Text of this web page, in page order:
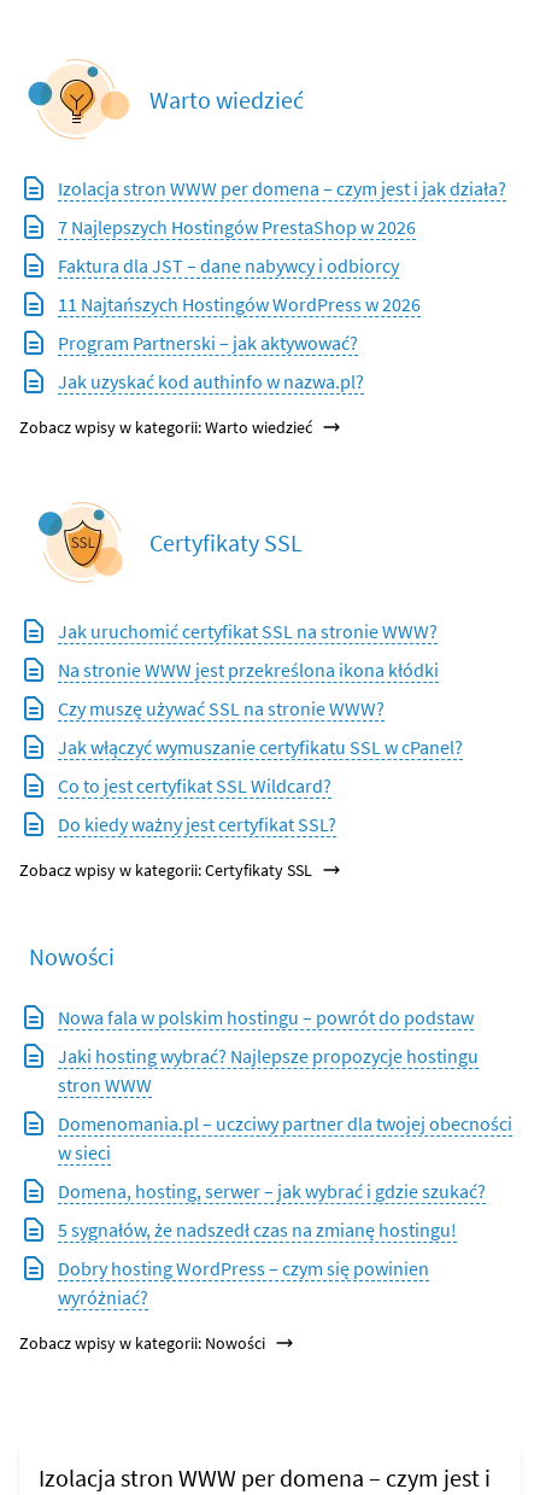
Warto wiedzieć
Izolacja stron WWW per domena – czym jest i jak działa?
7 Najlepszych Hostingów PrestaShop w 2026
Faktura dla JST – dane nabywcy i odbiorcy
11 Najtańszych Hostingów WordPress w 2026
Program Partnerski – jak aktywować?
Jak uzyskać kod authinfo w nazwa.pl?
Zobacz wpisy w kategorii: Warto wiedzieć
Certyfikaty SSL
Jak uruchomić certyfikat SSL na stronie WWW?
Na stronie WWW jest przekreślona ikona kłódki
Czy muszę używać SSL na stronie WWW?
Jak włączyć wymuszanie certyfikatu SSL w cPanel?
Co to jest certyfikat SSL Wildcard?
Do kiedy ważny jest certyfikat SSL?
Zobacz wpisy w kategorii: Certyfikaty SSL
Nowości
Nowa fala w polskim hostingu – powrót do podstaw
Jaki hosting wybrać? Najlepsze propozycje hostingu
stron WWW
Domenomania.pl – uczciwy partner dla twojej obecności
w sieci
Domena, hosting, serwer – jak wybrać i gdzie szukać?
5 sygnałów, że nadszedł czas na zmianę hostingu!
Dobry hosting WordPress – czym się powinien
wyróżniać?
Zobacz wpisy w kategorii: Nowości
Izolacja stron WWW per domena – czym jest i